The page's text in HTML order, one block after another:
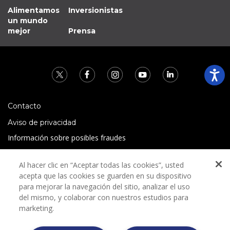
Alimentamos
un mundo
mejor
Inversionistas
Prensa
Contacto
Aviso de privacidad
Información sobre posibles fraudes
Términos y condiciones
Al hacer clic en “Aceptar todas las cookies”, usted
acepta que las cookies se guarden en su dispositivo
para mejorar la navegación del sitio, analizar el uso
del mismo, y colaborar con nuestros estudios para
marketing.